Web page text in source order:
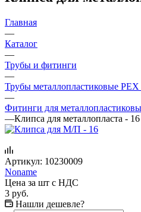
Главная
—
Каталог
—
Трубы и фитинги
—
Трубы металлопластиковые
—
Фитинги для
—Клипса для металлопласта - 16
Артикул: 10230009
Noname
Цена за шт с НДС
3 руб.
Нашли дешевле?